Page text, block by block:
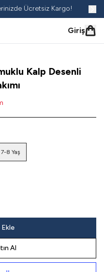
Ücretsiz Kargo!
Giriş
Kalp Desenli
7-8 Yaş
Al